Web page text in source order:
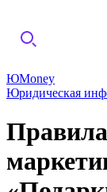
ЮMoney
Юридическая